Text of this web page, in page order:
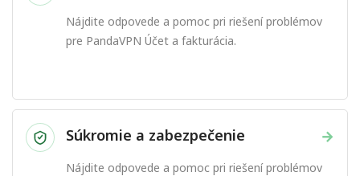
Nájdite odpovede a pomoc pri riešení problémov
pre PandaVPN Účet a fakturácia.
→
Súkromie a zabezpečenie
Nájdite odpovede a pomoc pri riešení problémov